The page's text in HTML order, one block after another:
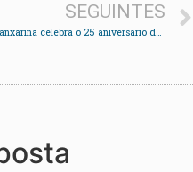
SEGUINTES
Tanxarina celebra o 25 aniversario do Titiricircus coa presentación dun álbum e un documental